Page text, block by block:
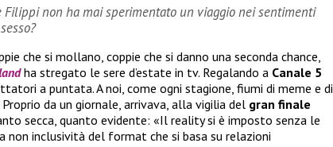
Filippi non ha mai sperimentato un viaggio nei sentimenti
che si mollano, coppie che si danno una seconda chance,
ha stregato le sere d’estate in tv. Regalando a Canale 5
a puntata. A noi, come ogni stagione, fiumi di meme e di
da un giornale, arrivava, alla vigilia del gran finale
secca, quanto evidente: «Il reality si è imposto senza le
non inclusività del format che si basa su relazioni